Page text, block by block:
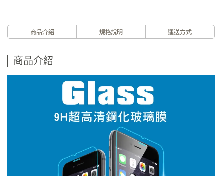
商品介紹 規格說明 運送方式
商品介紹